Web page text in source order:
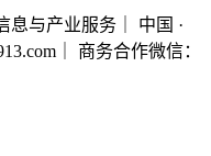
息与产业服务｜ 中国 ·
｜ 商务合作微信：